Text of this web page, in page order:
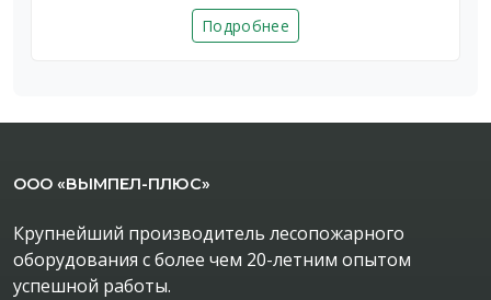
Подробнее
ООО «ВЫМПЕЛ-ПЛЮС»
Крупнейший производитель лесопожарного
оборудования с более чем 20-летним опытом
успешной работы.